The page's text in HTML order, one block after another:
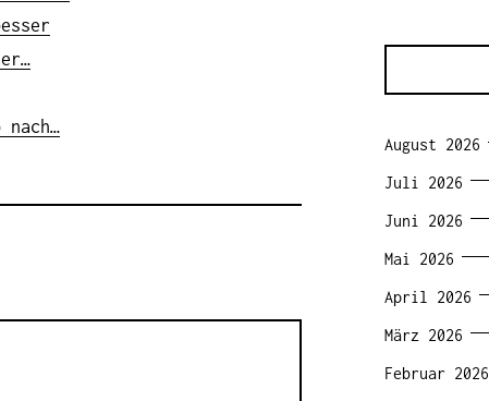
August 2026
Juli 2026
Juni 2026
Mai 2026
April 2026
März 2026
Februar 2026